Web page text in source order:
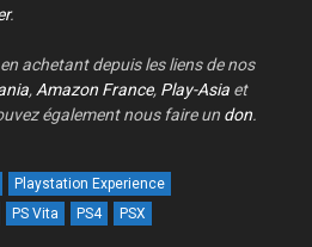
.
achetant depuis les liens de nos
,Amazon France, Play-Asia et
également nous faire un don.
Playstation Experience
PS Vita PS4 PSX